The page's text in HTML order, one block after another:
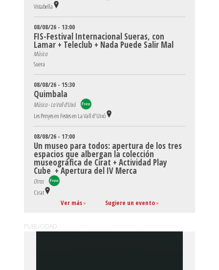
Vistabella
08/08/26 - 13:00
FIS-Festival Internacional Sueras, con
Lamar + Teleclub + Nada Puede Salir Mal
Música
Suera
08/08/26 - 15:30
Quimbala
Música - La Vall d'Uixó
Les Penyes en Festes en La Vall d'Uixó
08/08/26 - 17:00
Un museo para todos: apertura de los tres
espacios que albergan la colección
museográfica de Cirat + Actividad Play
Cube + Apertura del IV Merca
Otros
Cirat
Ver más» Sugiere un evento»
PUBLICIDAD